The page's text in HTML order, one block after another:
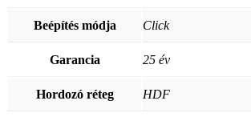
Beépítés módja Click
Garancia 25 év
Hordozó réteg HDF